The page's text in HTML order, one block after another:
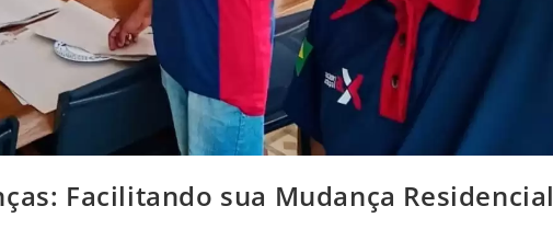
Facilitando sua Mudança Residencial